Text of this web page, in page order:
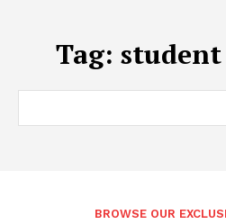
Tag:
BROWSE OUR